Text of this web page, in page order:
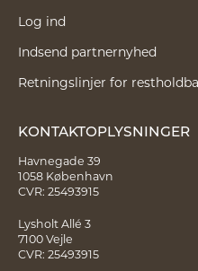
Log ind
Indsend partnernyhed
Retningslinjer for
KONTAKTOPLYSNINGER
Havnegade 39
1058 København
CVR: 25493915
Lysholt Allé 3
7100 Vejle
CVR: 25493915